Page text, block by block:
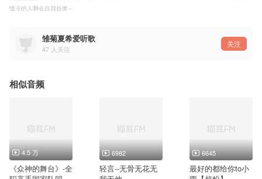
慢冷的人啊会自我折磨～
雏菊夏希爱听歌
47 人关注
关注
相似音频
4.5 万
《众神的舞台》-全
6982
轻言--无骨无花无
6645
最好的都给你to小